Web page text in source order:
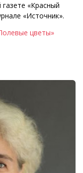
«Красный
«Источник».
цветы»